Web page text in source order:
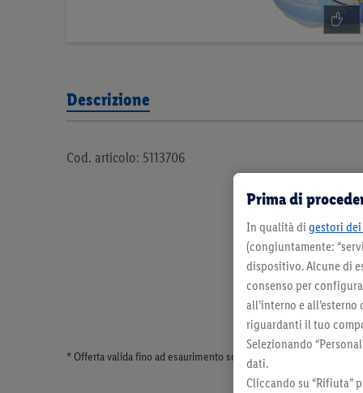
Descrizione
Cod. articolo: 5113706
* Offerta valida fino ad esaurimento scorte. Tutti i prezzi senza
Prima di
In qualità di gestori
(congiuntamente:
dispositivo. Alcune di
consenso per
all’interno e
riguardanti il tuo
Selezionando
dati.
Cliccando su “Rifiuta”